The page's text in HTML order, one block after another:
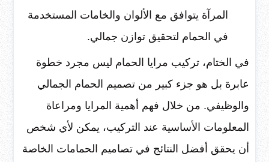
المرآة يتوافق مع الألوان والخامات المستخدمة
في الحمام لتحقيق توازن جمالي.
في الختام، تركيب مرايا الحمام ليس مجرد خطوة
عابرة بل هو جزء كبير من تصميم الحمام الجمالي
والوظيفي. من خلال فهم أهمية المرايا ومراعاة
المعلومات الأساسية عند التركيب، يمكن لأي شخص
أن يحقق أفضل النتائج في تصاميم الحمامات الخاصة